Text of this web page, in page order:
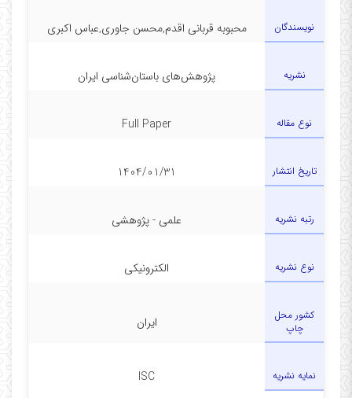
نویسندگان محبوبه قربانی اقدم,محسن جاوری,عباس اکبری
نشریه پژوهش‌های باستان‌شناسی ایران
نوع مقاله Full Paper
تاریخ انتشار 1404/01/31
رتبه نشریه علمی - پژوهشی
نوع نشریه الکترونیکی
کشور محل
چاپ
ایران
نمایه نشریه ISC